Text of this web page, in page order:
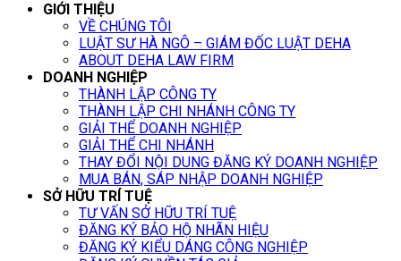
GIỚI THIỆU
VỀ CHÚNG TÔI
LUẬT SƯ HÀ NGÔ – GIÁM ĐỐC LUẬT DEHA
ABOUT DEHA LAW FIRM
DOANH NGHIỆP
THÀNH LẬP CÔNG TY
THÀNH LẬP CHI NHÁNH CÔNG TY
GIẢI THỂ DOANH NGHIỆP
GIẢI THỂ CHI NHÁNH
THAY ĐỔI NỘI DUNG ĐĂNG KÝ DOANH NGHIỆP
MUA BÁN, SÁP NHẬP DOANH NGHIỆP
SỞ HỮU TRÍ TUỆ
TƯ VẤN SỞ HỮU TRÍ TUỆ
ĐĂNG KÝ BẢO HỘ NHÃN HIỆU
ĐĂNG KÝ KIỂU DÁNG CÔNG NGHIỆP